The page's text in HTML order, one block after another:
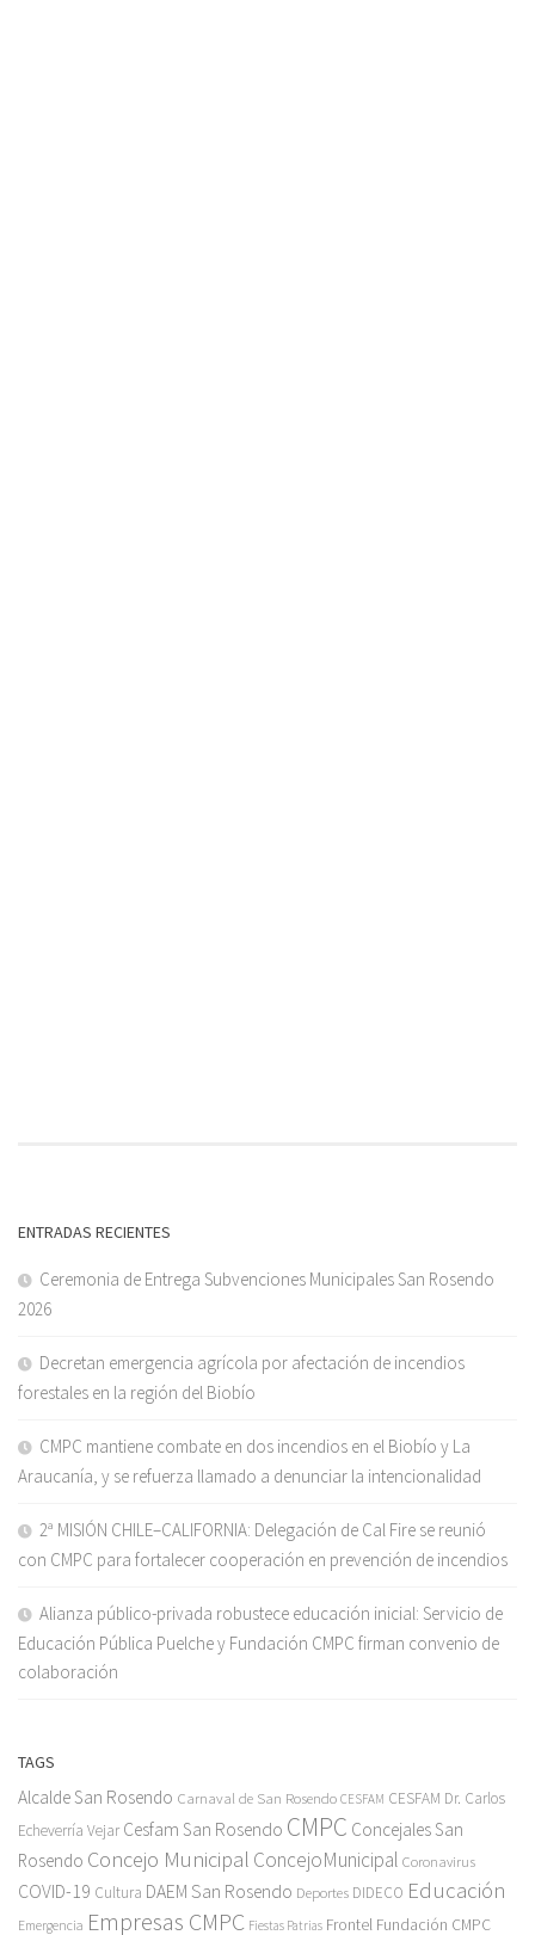
ENTRADAS RECIENTES
Ceremonia de Entrega Subvenciones Municipales San Rosendo
2026
Decretan emergencia agrícola por afectación de incendios
forestales en la región del Biobío
CMPC mantiene combate en dos incendios en el Biobío y La
Araucanía, y se refuerza llamado a denunciar la intencionalidad
2ª MISIÓN CHILE–CALIFORNIA: Delegación de Cal Fire se reunió
con CMPC para fortalecer cooperación en prevención de incendios
Alianza público-privada robustece educación inicial: Servicio de
Educación Pública Puelche y Fundación CMPC firman convenio de
colaboración
TAGS
Alcalde San Rosendo Carnaval de San Rosendo CESFAM CESFAM Dr. Carlos
Echeverría Vejar Cesfam San Rosendo CMPC Concejales San
Rosendo Concejo Municipal ConcejoMunicipal Coronavirus
COVID-19 Cultura DAEM San Rosendo Deportes DIDECO Educación
Emergencia Empresas CMPC Fiestas Patrias Frontel Fundación CMPC